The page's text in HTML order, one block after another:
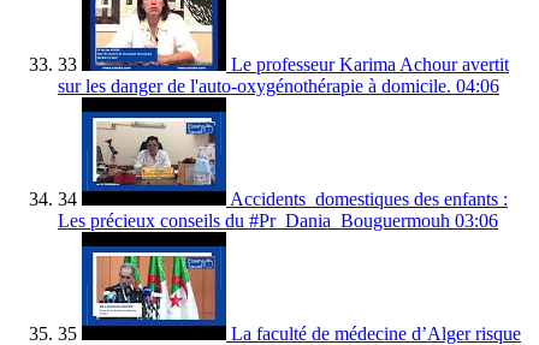
33
Le professeur Karima Achour avertit
sur les danger de l'auto-oxygénothérapie à domicile. 04:06
34
Accidents_domestiques des enfants :
Les précieux conseils du #Pr_Dania_Bouguermouh 03:06
35
La faculté de médecine d’Alger risque